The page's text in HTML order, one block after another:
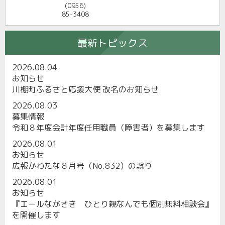
(0956)
85-3408
最新トピックス
2026.08.04
お知らせ
川棚町ふるさと応援大使 改名のお知らせ
2026.08.03
募集情報
令和８年度会計年度任用職員（障害者）を募集します
2026.08.01
お知らせ
広報かわたな８月号（No.832）の誤り
2026.08.01
お知らせ
『エールながさき ひとり親なんでも個別無料相談会』
を開催します